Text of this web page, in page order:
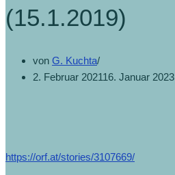
(15.1.2019)
von G. Kuchta
2. Februar 202116. Januar 2023
https://orf.at/stories/3107669/